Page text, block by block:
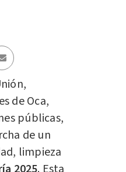
de Oca,
públicas,
de un
limpieza